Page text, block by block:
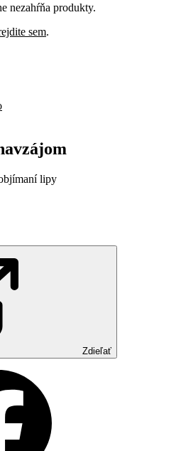
nezahŕňa produkty.
sem.
lipy
Zdieľať